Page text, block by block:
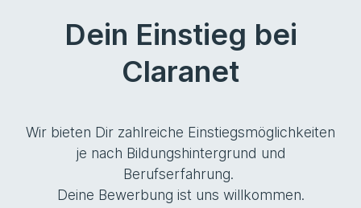
Dein Einstieg bei
Claranet
Wir bieten Dir zahlreiche Einstiegsmöglichkeiten
je nach Bildungshintergrund und
Berufserfahrung.
Deine Bewerbung ist uns willkommen.